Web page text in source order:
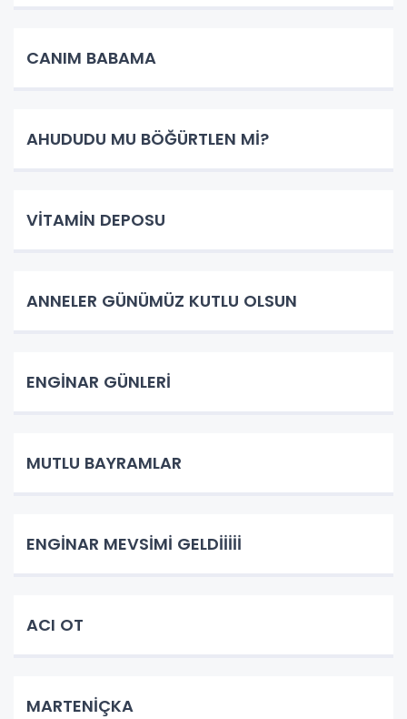
CANIM BABAMA
AHUDUDU MU BÖĞÜRTLEN Mİ?
VİTAMİN DEPOSU
ANNELER GÜNÜMÜZ KUTLU OLSUN
ENGİNAR GÜNLERİ
MUTLU BAYRAMLAR
ENGİNAR MEVSİMİ GELDİİİİİ
ACI OT
MARTENİÇKA